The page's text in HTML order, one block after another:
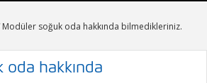
soğuk oda hakkında bilmedikleriniz.
hakkında